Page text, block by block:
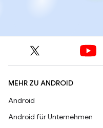
MEHR ZU ANDROID
Android
Android für Unternehmen